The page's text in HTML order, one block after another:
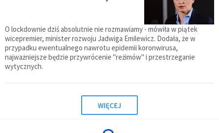
O lockdownie dziś absolutnie nie rozmawiamy - mówiła w piątek
wicepremier, minister rozwoju Jadwiga Emilewicz. Dodała, że w
przypadku ewentualnego nawrotu epidemii koronwirusa,
najważniejsze będzie przywrócenie "reżimów" i przestrzeganie
wytycznych.
WIĘCEJ